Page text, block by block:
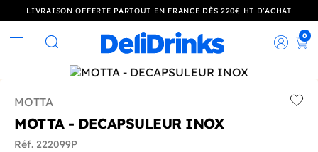
LIVRAISON OFFERTE PARTOUT EN FRANCE DÈS 220€ HT D’ACHAT
Rechercher
0
MOTTA
MOTTA - DECAPSULEUR INOX
Réf. 222099P